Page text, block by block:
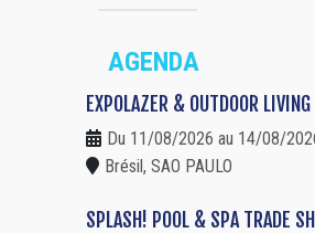
AGENDA
EXPOLAZER & OUTDOOR LIVING
Du 11/08/2026 au 14/08/
Brésil, SAO PAULO
SPLASH! POOL & SPA TRADE